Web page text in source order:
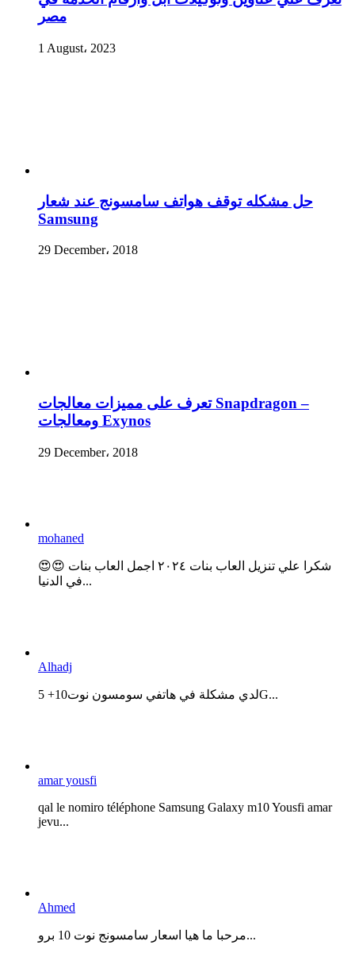
مصر
1 August، 2023
حل مشكله توقف هواتف سامسونج عند شعار
Samsung
29 December، 2018
تعرف على مميزات معالجات Snapdragon –
ومعالجات Exynos
29 December، 2018
mohaned
😍😍 شكرا علي تنزيل العاب بنات ٢٠٢٤ اجمل العاب بنات
في الدنيا...
Alhadj
لدي مشكلة في هاتفي سومسون نوت10+ 5G...
amar yousfi
qal le nomiro téléphone Samsung Galaxy m10 Yousfi amar
jevu...
Ahmed
مرحبا ما هيا اسعار سامسونج نوت 10 برو...